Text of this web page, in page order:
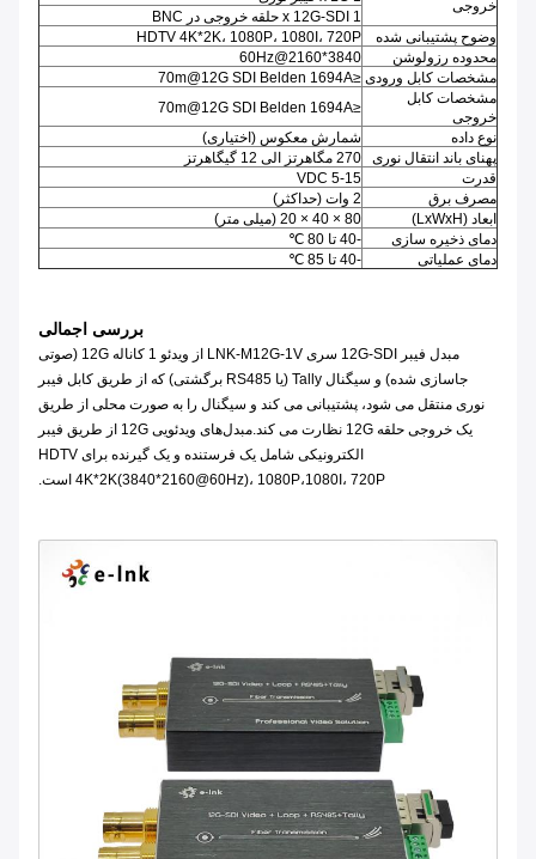
خروجی
1 x 12G-SDI حلقه خروجی در BNC
وضوح پشتیبانی شده
HDTV 4K*2K، 1080P، 1080I، 720P
محدوده رزولوشن
3840*2160@60Hz
مشخصات کابل ورودی ≤70m@12G SDI Belden 1694A
مشخصات کابل
خروجی
≤70m@12G SDI Belden 1694A
نوع داده
شمارش معکوس (اختیاری)
پهنای باند انتقال نوری
270 مگاهرتز الی 12 گیگاهرتز
قدرت
5-15 VDC
مصرف برق
2 وات (حداکثر)
ابعاد (LxWxH)
80 × 40 × 20 (میلی متر)
دمای ذخیره سازی
-40 تا 80 ℃
دمای عملیاتی
-40 تا 85 ℃
بررسی اجمالی
مبدل فیبر 12G-SDI سری LNK-M12G-1V از ویدئو 1 کاناله 12G (صوتی
جاسازی شده) و سیگنال Tally (یا RS485 برگشتی) که از طریق کابل فیبر
نوری منتقل می شود، پشتیبانی می کند و سیگنال را به صورت محلی از طریق
یک خروجی حلقه 12G نظارت می کند.مبدل‌های ویدئویی 12G از طریق فیبر
الکترونیکی شامل یک فرستنده و یک گیرنده برای HDTV
4K*2K(3840*2160@60Hz)، 1080P،1080I، 720P است.